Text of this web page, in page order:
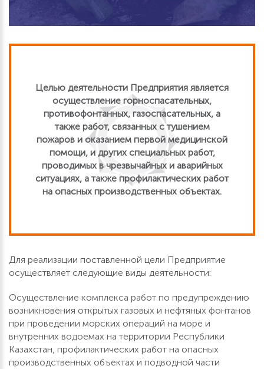
Целью деятельности Предприятия является
осуществление горноспасательных,
противофонтанных, газоспасательных, а
также работ, связанных с тушением
пожаров и оказанием первой медицинской
помощи, и других специальных работ,
проводимых в чрезвычайных и аварийных
ситуациях, а также профилактических работ
на опасных производственных объектах.
Для реализации поставленной цели Предприятие
осуществляет следующие виды деятельности:
Осуществление комплекса работ по предупреждению
возникновения открытых газовых и нефтяных фонтанов
при проведении морских операций на море и
внутренних водоемах на территории Республики
Казахстан, профилактических работ на опасных
производственных объектах и подводной части